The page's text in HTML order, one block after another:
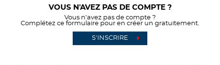
VOUS N'AVEZ PAS DE COMPTE ?
Vous n’avez pas de compte ?
Complétez ce formulaire pour en créer un gratuitement.
S'INSCRIRE